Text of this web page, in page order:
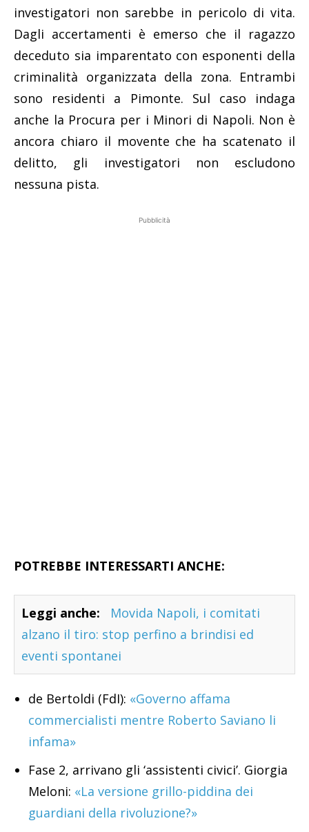
investigatori non sarebbe in pericolo di vita.
Dagli accertamenti è emerso che il ragazzo
deceduto sia imparentato con esponenti della
criminalità organizzata della zona. Entrambi
sono residenti a Pimonte. Sul caso indaga
anche la Procura per i Minori di Napoli. Non è
ancora chiaro il movente che ha scatenato il
delitto, gli investigatori non escludono
nessuna pista.
Pubblicità
POTREBBE INTERESSARTI ANCHE:
Leggi anche:
Movida Napoli, i comitati
alzano il tiro: stop perfino a brindisi ed
eventi spontanei
de Bertoldi (FdI): «Governo affama
commercialisti mentre Roberto Saviano li
infama»
Fase 2, arrivano gli ‘assistenti civici’. Giorgia
Meloni: «La versione grillo-piddina dei
guardiani della rivoluzione?»